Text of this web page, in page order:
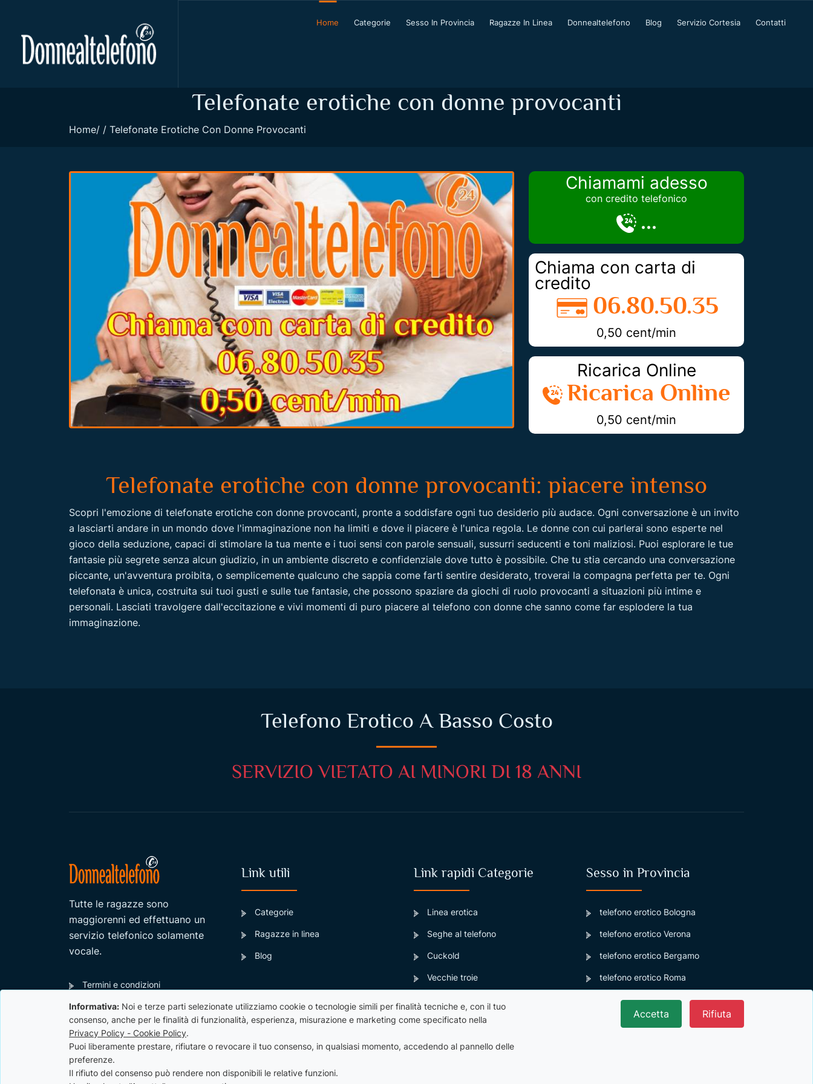
Home Categorie Sesso In Provincia Ragazze In Linea Donnealtelefono Blog Servizio Cortesia Contatti
Telefonate erotiche con donne provocanti
Home Telefonate Erotiche Con Donne Provocanti
Chiamami adesso
con credito telefonico
...
Chiama con carta di
credito
06.80.50.35
0,50 cent/min
Ricarica Online
Ricarica Online
0,50 cent/min
Telefonate erotiche con donne provocanti: piacere intenso
Scopri l'emozione di telefonate erotiche con donne provocanti, pronte a soddisfare ogni tuo desiderio più audace. Ogni conversazione è un invito
a lasciarti andare in un mondo dove l'immaginazione non ha limiti e dove il piacere è l'unica regola. Le donne con cui parlerai sono esperte nel
gioco della seduzione, capaci di stimolare la tua mente e i tuoi sensi con parole sensuali, sussurri seducenti e toni maliziosi. Puoi esplorare le tue
fantasie più segrete senza alcun giudizio, in un ambiente discreto e confidenziale dove tutto è possibile. Che tu stia cercando una conversazione
piccante, un'avventura proibita, o semplicemente qualcuno che sappia come farti sentire desiderato, troverai la compagna perfetta per te. Ogni
telefonata è unica, costruita sui tuoi gusti e sulle tue fantasie, che possono spaziare da giochi di ruolo provocanti a situazioni più intime e
personali. Lasciati travolgere dall'eccitazione e vivi momenti di puro piacere al telefono con donne che sanno come far esplodere la tua
immaginazione.
Telefono Erotico A Basso Costo
SERVIZIO VIETATO AI MINORI DI 18 ANNI
Tutte le ragazze sono
maggiorenni ed effettuano un
servizio telefonico solamente
vocale.
Termini e condizioni
Privacy Policy - Cookie Policy
Contatti / Supporto
Link utili
Categorie
Ragazze in linea
Blog
Link rapidi Categorie
Linea erotica
Seghe al telefono
Cuckold
Vecchie troie
Sesso al telefono
Sesso in Provincia
telefono erotico Bologna
telefono erotico Verona
telefono erotico Bergamo
telefono erotico Roma
telefono erotico Milano
telefono erotico Firenze
Informativa: Noi e terze parti selezionate utilizziamo cookie o tecnologie simili per finalità tecniche e, con il tuo
consenso, anche per le finalità di funzionalità, esperienza, misurazione e marketing come specificato nella
Privacy Policy - Cookie Policy.
Puoi liberamente prestare, rifiutare o revocare il tuo consenso, in qualsiasi momento, accedendo al pannello delle
preferenze.
Il rifiuto del consenso può rendere non disponibili le relative funzioni.
Accetta Rifiuta